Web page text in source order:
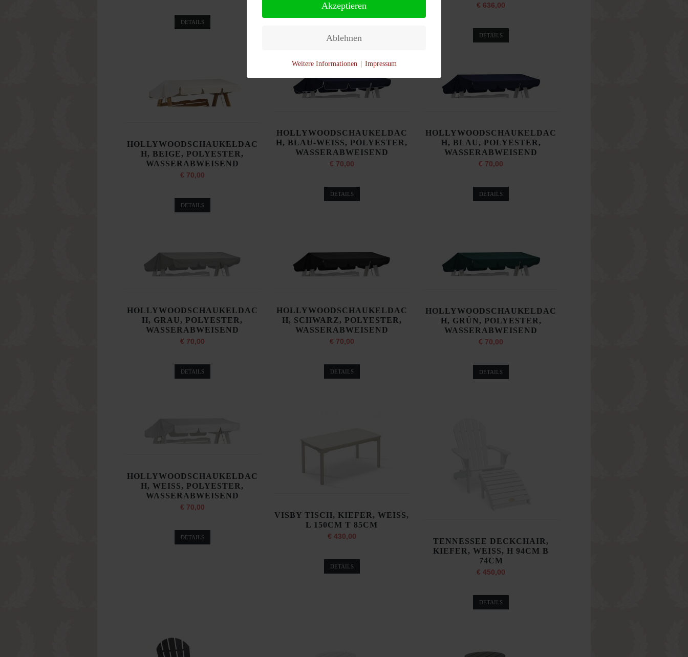
DETAILS
€ 636,00
DETAILS
HOLLYWOODSCHAUKELDAC
H, BEIGE, POLYESTER,
WASSERABWEISEND
€ 70,00
DETAILS
HOLLYWOODSCHAUKELDAC
H, BLAU-WEISS, POLYESTER,
WASSERABWEISEND
€ 70,00
DETAILS
HOLLYWOODSCHAUKELDAC
H, BLAU, POLYESTER,
WASSERABWEISEND
€ 70,00
DETAILS
HOLLYWOODSCHAUKELDAC
H, GRAU, POLYESTER,
WASSERABWEISEND
€ 70,00
DETAILS
HOLLYWOODSCHAUKELDAC
H, SCHWARZ, POLYESTER,
WASSERABWEISEND
€ 70,00
DETAILS
HOLLYWOODSCHAUKELDAC
H, GRÜN, POLYESTER,
WASSERABWEISEND
€ 70,00
DETAILS
HOLLYWOODSCHAUKELDAC
H, WEISS, POLYESTER,
WASSERABWEISEND
€ 70,00
DETAILS
VISBY TISCH, KIEFER, WEISS,
L 150CM T 85CM
€ 430,00
DETAILS
TENNESSEE DECKCHAIR,
KIEFER, WEISS, H 94CM B
74CM
€ 450,00
DETAILS
Akzeptieren
Ablehnen
Weitere Informationen Impressum